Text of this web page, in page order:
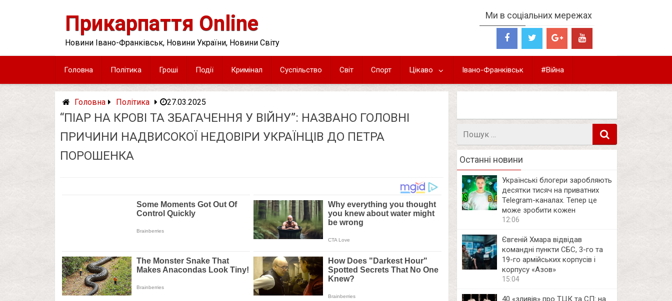
Прикарпаття Online
Новини Івано-Франківськ, Новини України, Новини Світу
Ми в соціальних мережах
Головна Політика Гроші Події Кримінал Суспільство Світ Спорт Цікаво Івано-Франківськ #Війна
Головна Політика 27.03.2025
“ПІАР НА КРОВІ ТА ЗБАГАЧЕННЯ У ВІЙНУ”: НАЗВАНО ГОЛОВНІ
ПРИЧИНИ НАДВИСОКОЇ НЕДОВІРИ УКРАЇНЦІВ ДО ПЕТРА
ПОРОШЕНКА
Останні новини
Українські блогери заробляють
десятки тисяч на приватних
Telegram-каналах. Тепер це
може зробити кожен
12:06
Євгеній Хмара відвідав
командні пункти СБС, 3-го та
19-го армійських корпусів і
корпусу «Азов»
15:04
40 «зливів» про ТЦК та СП: на